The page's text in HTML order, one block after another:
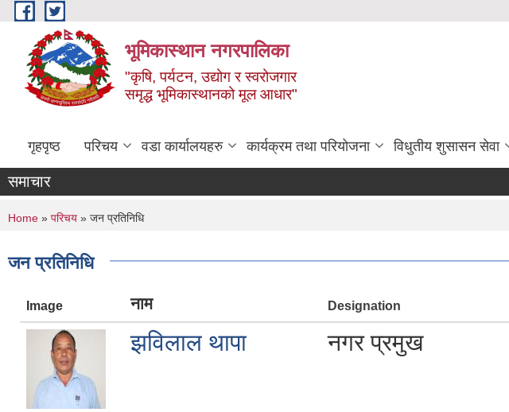
Skip to main content
भूमिकास्थान नगरपालिका
"कृषि, पर्यटन, उद्योग र स्वरोजगार
समृद्ध भूमिकास्थानको मूल आधार"
गृहपृष्ठ परिचय वडा कार्यालयहरु कार्यक्रम तथा परियोजना विधुतीय शुसासन सेवा
समाचार
You are here
Home » परिचय » जन प्रतिनिधि
जन प्रतिनिधि
Image नाम Designation
झविलाल थापा नगर प्रमुख